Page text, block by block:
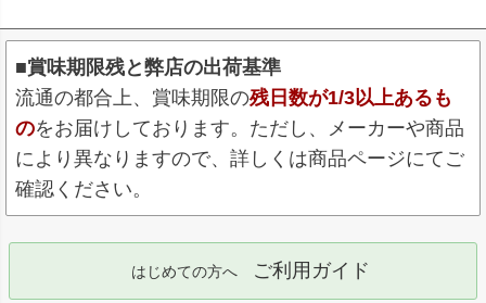
■賞味期限残と弊店の出荷基準
流通の都合上、賞味期限の残日数が1/3以上あるも
のをお届けしております。ただし、メーカーや商品
により異なりますので、詳しくは商品ページにてご
確認ください。
はじめての方へ ご利用ガイド